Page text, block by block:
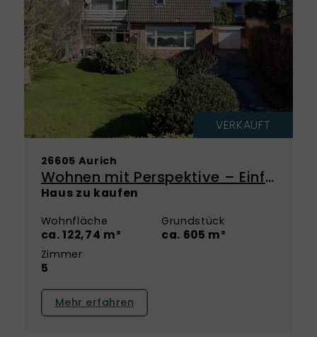
VERKAUFT
26605 Aurich
Wohnen mit Perspektive – Einfamilienhaus mit großem Potenzial in ruhiger Lage!
Haus zu kaufen
Wohnfläche
ca. 122,74 m²
Grundstück
ca. 605 m²
Zimmer
5
Mehr erfahren